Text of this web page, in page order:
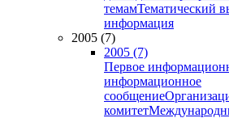
темамТематический
информация
2005 (7)
2005 (7)
Первое
информационное
сообщение
комитет